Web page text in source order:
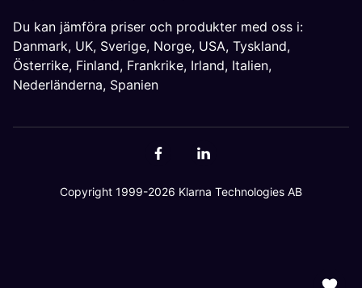
Du kan jämföra priser och produkter med oss i:
Danmark, UK, Sverige, Norge, USA, Tyskland,
Österrike, Finland, Frankrike, Irland, Italien,
Nederländerna, Spanien
Copyright 1999-2026 Klarna Technologies AB